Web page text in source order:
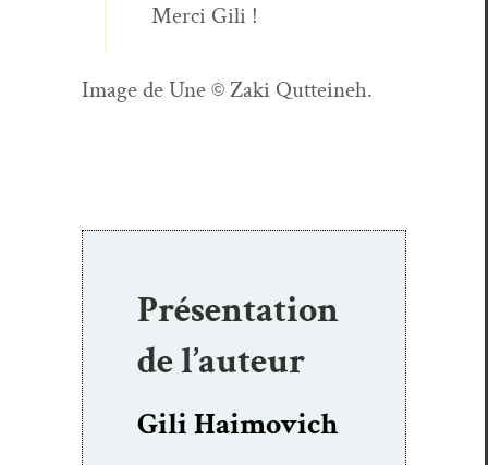
Mer­ci Gili !
Image de Une ©Zaki Qut­teineh.
Présentation
de l’auteur
Gili Haimovich